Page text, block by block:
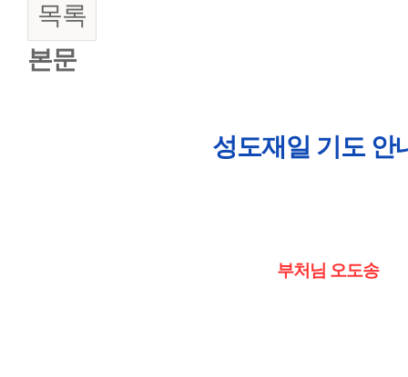
목록
본문
성도재일 기도 안
부처님 오도송